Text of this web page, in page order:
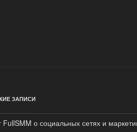
ЗАПИСИ
FullSMM о социальных сетях и